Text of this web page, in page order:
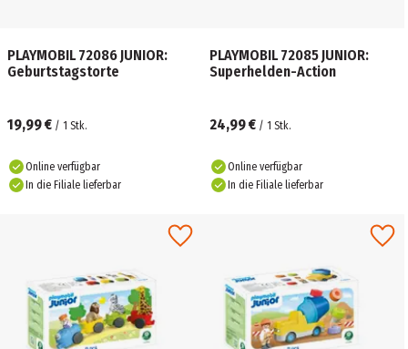
PLAYMOBIL 72086 JUNIOR:
Geburtstagstorte
19,99 € / 1 Stk.
Online verfügbar
In die Filiale lieferbar
PLAYMOBIL 72085 JUNIOR:
Superhelden-Action
24,99 € / 1 Stk.
Online verfügbar
In die Filiale lieferbar